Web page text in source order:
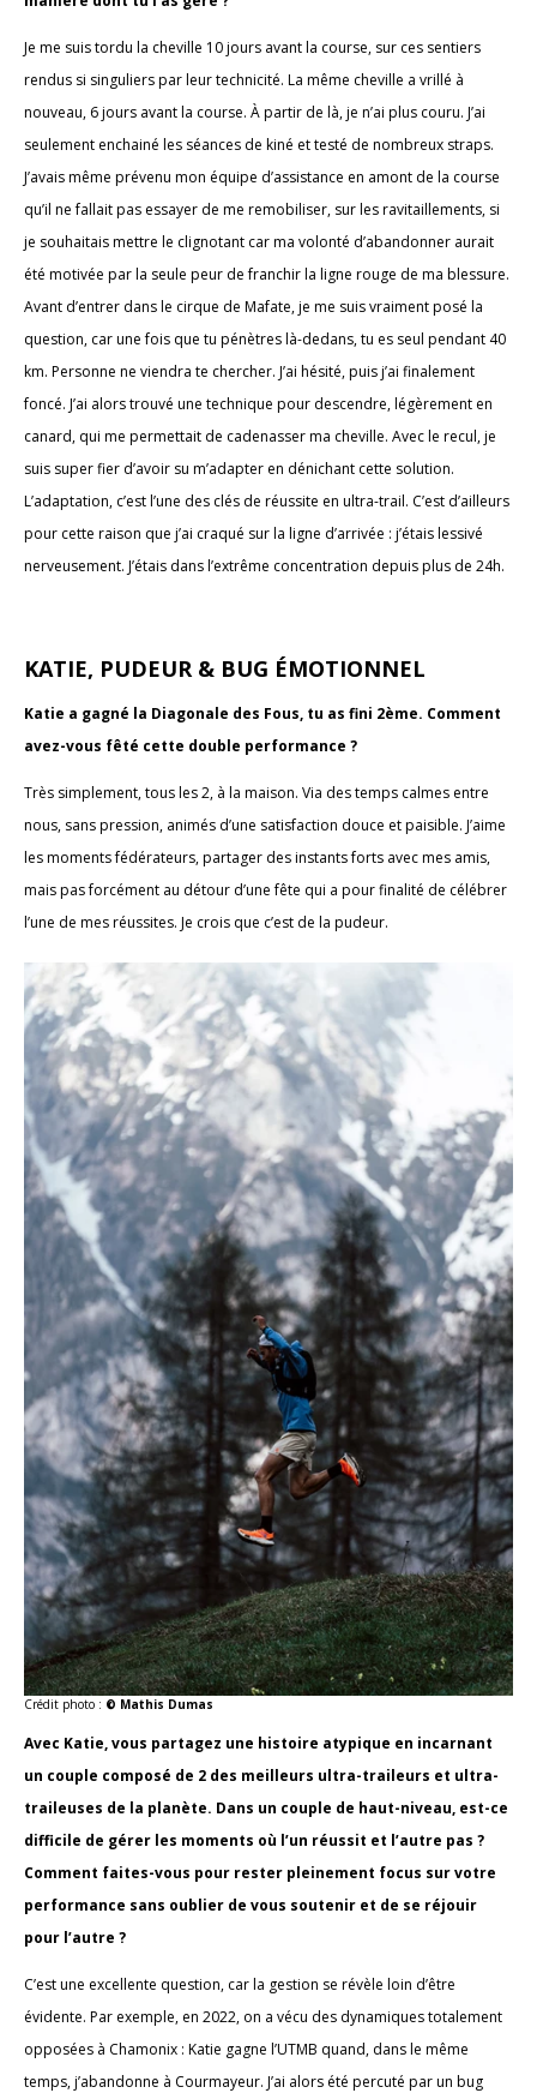
Je me suis tordu la cheville 10 jours avant la course, sur ces sentiers
rendus si singuliers par leur technicité. La même cheville a vrillé à
nouveau, 6 jours avant la course. À partir de là, je n’ai plus couru. J’ai
seulement enchainé les séances de kiné et testé de nombreux straps.
J’avais même prévenu mon équipe d’assistance en amont de la course
qu’il ne fallait pas essayer de me remobiliser, sur les ravitaillements, si
je souhaitais mettre le clignotant car ma volonté d’abandonner aurait
été motivée par la seule peur de franchir la ligne rouge de ma blessure.
Avant d’entrer dans le cirque de Mafate, je me suis vraiment posé la
question, car une fois que tu pénètres là-dedans, tu es seul pendant 40
km. Personne ne viendra te chercher. J’ai hésité, puis j’ai finalement
foncé. J’ai alors trouvé une technique pour descendre, légèrement en
canard, qui me permettait de cadenasser ma cheville. Avec le recul, je
suis super fier d’avoir su m’adapter en dénichant cette solution.
L’adaptation, c’est l’une des clés de réussite en ultra-trail. C’est d’ailleurs
pour cette raison que j’ai craqué sur la ligne d’arrivée : j’étais lessivé
nerveusement. J’étais dans l’extrême concentration depuis plus de 24h.
KATIE, PUDEUR & BUG ÉMOTIONNEL
Katie a gagné la Diagonale des Fous, tu as fini 2ème. Comment
avez-vous fêté cette double performance ?
Très simplement, tous les 2, à la maison. Via des temps calmes entre
nous, sans pression, animés d’une satisfaction douce et paisible. J’aime
les moments fédérateurs, partager des instants forts avec mes amis,
mais pas forcément au détour d’une fête qui a pour finalité de célébrer
l’une de mes réussites. Je crois que c’est de la pudeur.
Crédit photo : © Mathis Dumas
Avec Katie, vous partagez une histoire atypique en incarnant
un couple composé de 2 des meilleurs ultra-traileurs et ultra-
traileuses de la planète. Dans un couple de haut-niveau, est-ce
difficile de gérer les moments où l’un réussit et l’autre pas ?
Comment faites-vous pour rester pleinement focus sur votre
performance sans oublier de vous soutenir et de se réjouir
pour l’autre ?
C’est une excellente question, car la gestion se révèle loin d’être
évidente. Par exemple, en 2022, on a vécu des dynamiques totalement
opposées à Chamonix : Katie gagne l’UTMB quand, dans le même
temps, j’abandonne à Courmayeur. J’ai alors été percuté par un bug